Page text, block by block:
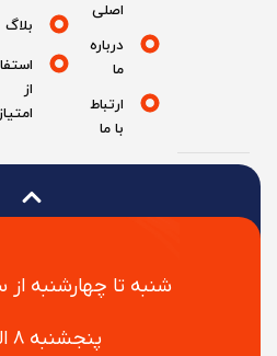
شنبه تا چهارشنبه از ساعت ۸
پنجشنبه ۸ الی ۱۴
درباره
ارتباط
بلاگ
استفاده
امتیازها